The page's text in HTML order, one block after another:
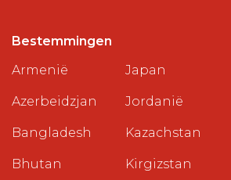
Bestemmingen
Armenië
Azerbeidzjan
Bangladesh
Bhutan
Japan
Jordanië
Kazachstan
Kirgizstan